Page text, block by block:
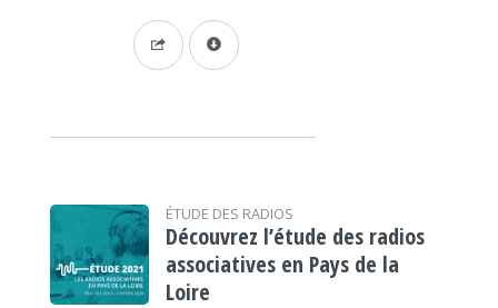
ÉTUDE DES RADIOS
Découvrez l’étude des radios
associatives en Pays de la
Loire